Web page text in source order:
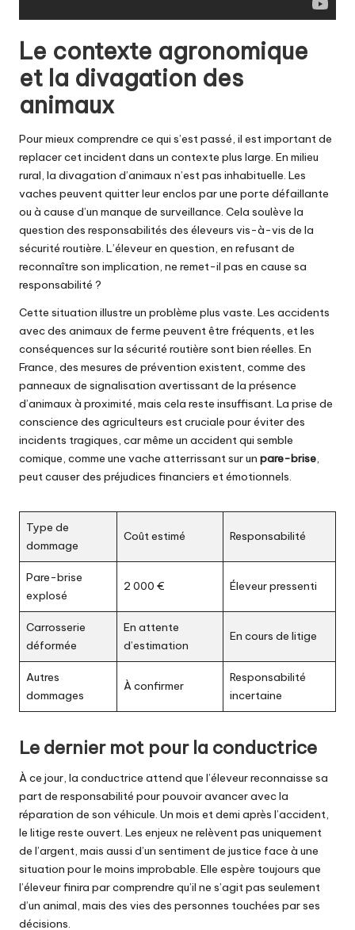
Le contexte agronomique
et la divagation des
animaux
Pour mieux comprendre ce qui s’est passé, il est important de
replacer cet incident dans un contexte plus large. En milieu
rural, la divagation d’animaux n’est pas inhabituelle. Les
vaches peuvent quitter leur enclos par une porte défaillante
ou à cause d’un manque de surveillance. Cela soulève la
question des responsabilités des éleveurs vis-à-vis de la
sécurité routière. L’éleveur en question, en refusant de
reconnaître son implication, ne remet-il pas en cause sa
responsabilité ?
Cette situation illustre un problème plus vaste. Les accidents
avec des animaux de ferme peuvent être fréquents, et les
conséquences sur la sécurité routière sont bien réelles. En
France, des mesures de prévention existent, comme des
panneaux de signalisation avertissant de la présence
d’animaux à proximité, mais cela reste insuffisant. La prise de
conscience des agriculteurs est cruciale pour éviter des
incidents tragiques, car même un accident qui semble
comique, comme une vache atterrissant sur un pare-brise,
peut causer des préjudices financiers et émotionnels.
Type de
dommage
Coût estimé Responsabilité
Pare-brise
explosé
2 000 € Éleveur pressenti
Carrosserie
déformée
En attente
d’estimation
En cours de litige
Autres
dommages
À confirmer
Responsabilité
incertaine
Le dernier mot pour la conductrice
À ce jour, la conductrice attend que l’éleveur reconnaisse sa
part de responsabilité pour pouvoir avancer avec la
réparation de son véhicule. Un mois et demi après l’accident,
le litige reste ouvert. Les enjeux ne relèvent pas uniquement
de l’argent, mais aussi d’un sentiment de justice face à une
situation pour le moins improbable. Elle espère toujours que
l’éleveur finira par comprendre qu’il ne s’agit pas seulement
d’un animal, mais des vies des personnes touchées par ses
décisions.